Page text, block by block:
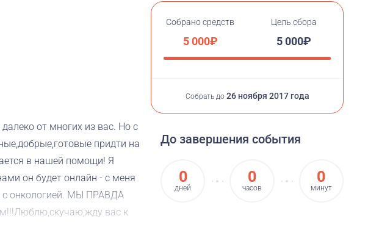
от многих из вас. Но с
придти на
в нашей помощи! Я
он будет онлайн - с меня
с онкологией. МЫ ПРАВДА
вас к
Собрано средств
5 000₽
Цель сбора
5 000₽
Собрать до 26 ноября 2017 года
До завершения события
0
дней
0
часов
0
минут